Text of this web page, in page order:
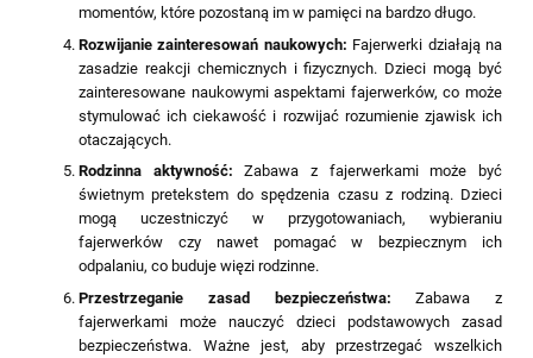
momentów, które pozostaną im w pamięci na bardzo długo.
Rozwijanie zainteresowań naukowych: Fajerwerki działają na
zasadzie reakcji chemicznych i fizycznych. Dzieci mogą być
zainteresowane naukowymi aspektami fajerwerków, co może
stymulować ich ciekawość i rozwijać rozumienie zjawisk ich
otaczających.
Rodzinna aktywność: Zabawa z fajerwerkami może być
świetnym pretekstem do spędzenia czasu z rodziną. Dzieci
mogą uczestniczyć w przygotowaniach, wybieraniu
fajerwerków czy nawet pomagać w bezpiecznym ich
odpalaniu, co buduje więzi rodzinne.
Przestrzeganie zasad bezpieczeństwa: Zabawa z
fajerwerkami może nauczyć dzieci podstawowych zasad
bezpieczeństwa. Ważne jest, aby przestrzegać wszelkich